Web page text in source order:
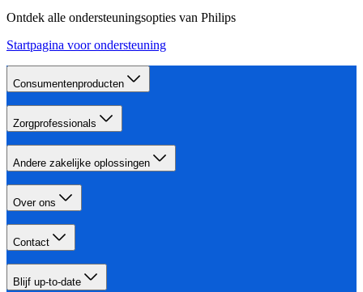
Ontdek alle ondersteuningsopties van Philips
Startpagina voor ondersteuning
Consumentenproducten
Zorgprofessionals
Andere zakelijke oplossingen
Over ons
Contact
Blijf up-to-date